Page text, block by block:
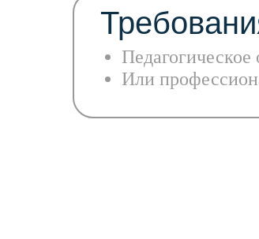
Педагогическое
Или